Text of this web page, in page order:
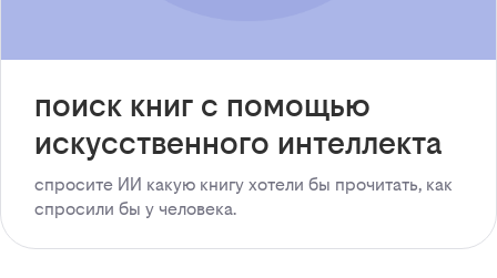
поиск книг с помощью
искусственного интеллекта
спросите ИИ какую книгу хотели бы прочитать, как
спросили бы у человека.